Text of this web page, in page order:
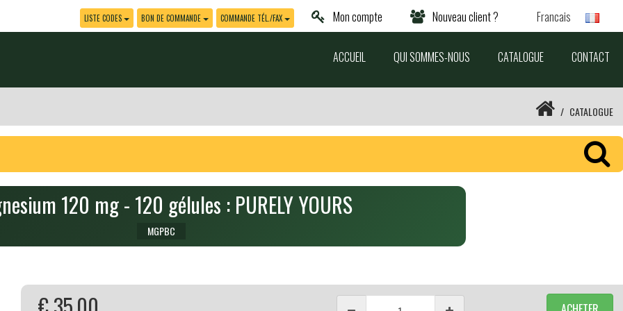
Francais
Nouveau client ?
Mon compte
LISTE CODES BON DE COMMANDE COMMANDE TÉL./FAX
ACCUEIL QUI SOMMES-NOUS CATALOGUE CONTACT
CATALOGUE
120 mg - 120 gélules : PURELY YOURS
MGPBC